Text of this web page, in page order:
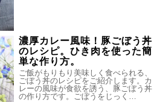
濃厚カレー風味！豚ごぼう丼
のレシピ。ひき肉を使った簡
単な作り方。
ご飯がもりもり美味しく食べられる、
ごぼう丼のレシピをご紹介します。カ
レーの風味が食欲を誘う、豚ごぼう丼
の作り方です。ごぼうをじっく…